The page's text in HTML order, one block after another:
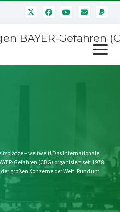
BAYER-Gefahren
Menü
öffnen
– weltweit! Das internationale
Gefahren (CBG) organisiert seit 1978
großen Konzerne der Welt. Rund um